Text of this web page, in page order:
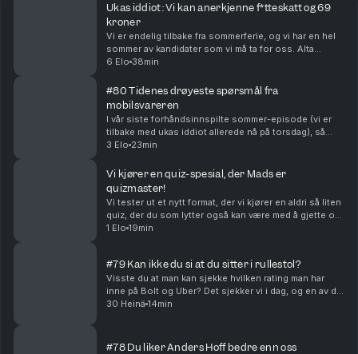
Ukas iddiot: Vi kan anerkjenne f*tteskatt og 69
kroner
Vi er endelig tilbake fra sommerferie, og vi har en hel
sommer av kandidater som vi må ta for oss. Alta
kommune har gitt bot til dugnad, og menn i skogen er
6 Elo 38min
#80 Tidenes drøyeste spørsmål fra
mobilsvareren
I vår siste forhåndsinnspilte sommer-episode (vi er
tilbake med ukas iddiot allerede nå på torsdag), så
skraper vi i bunnen av mobilsvareren vår. Vi skal innom
3 Elo 23min
Vi kjører en quiz-spesial, der Mads er
quizmaster!
Vi tester ut et nytt format, der vi kjører en aldri så liten
quiz, der du som lytter også kan være med å gjette og
svare. Produsert av Ole Wold
1 Elo 19min
#79 Kan ikke du si at du sitter i rullestol?
Visste du at man kan sjekke hvilken rating man har
inne på Bolt og Uber? Det sjekker vi i dag, og en av de
har en overraskende lav score, sammenlignet med de
30 Heinä 14min
#78 Du liker Anders Hoff bedre enn oss